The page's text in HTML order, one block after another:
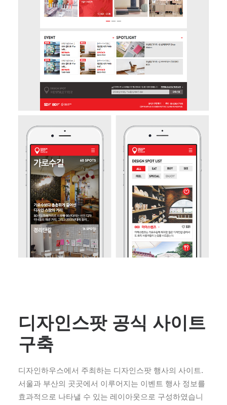
디자인스팟 공식 사이트
구축
디자인하우스에서 주최하는 디자인스팟 행사의 사이트.
서울과 부산의 곳곳에서 이루어지는 이벤트 행사 정보를
효과적으로 나타낼 수 있는 레이아웃으로 구성하였습니